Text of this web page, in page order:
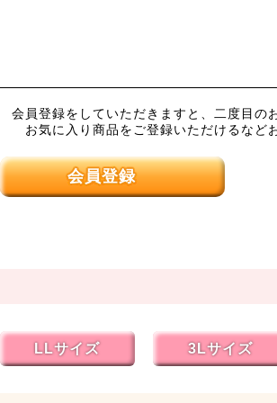
会員登録をしていただきますと、二度目の
お気に入り商品をご登録いただけるなど
会員登録
LLサイズ 3Lサイズ